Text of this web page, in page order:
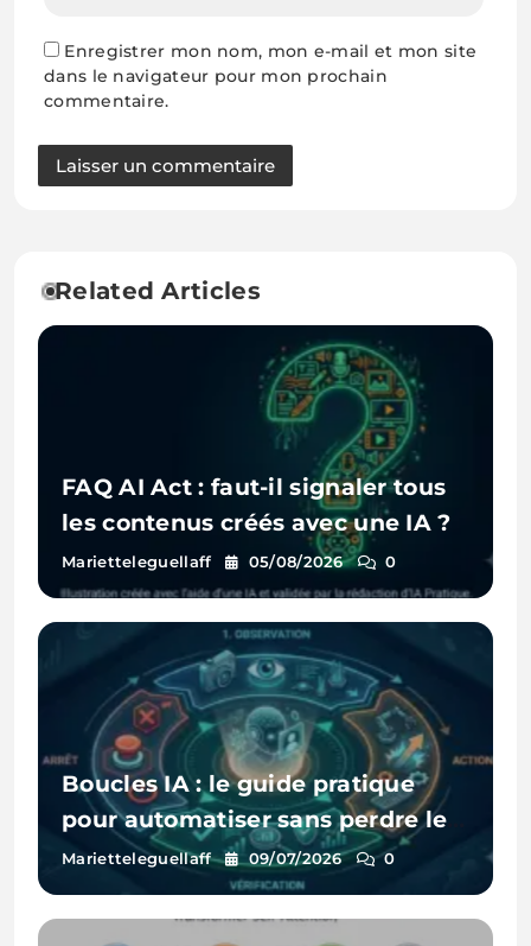
Enregistrer mon nom, mon e-mail et mon site
dans le navigateur pour mon prochain
commentaire.
Related Articles
FAQ AI Act : faut-il signaler tous
les contenus créés avec une IA ?
Marietteleguellaff 05/08/2026 0
Boucles IA : le guide pratique
pour automatiser sans perdre le
contrôle ni exploser son budget
Marietteleguellaff 09/07/2026 0